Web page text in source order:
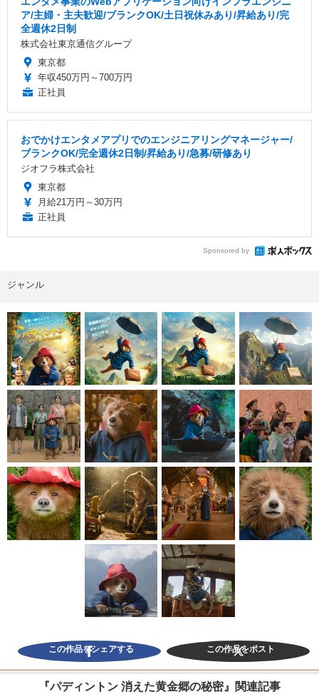
ア/主婦・主夫歓迎/ブランクOK/土日祝休みあり/昇給あり/完
全週休2日制
株式会社東京通信グループ
東京都
年収450万円～700万円
正社員
おでかけエンタメアプリでのエンジニアリングマネージャー/
ブランクOK/完全週休2日制/昇給あり/急募/研修あり
ジオフラ株式会社
東京都
月給21万円～30万円
正社員
Sponsored by
ジャンル
この作品をシェアする この作品をポスト
『パディントン 消えた黄金郷の秘密』関連記事